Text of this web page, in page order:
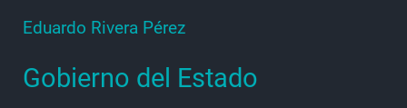
Eduardo Rivera Pérez
Gobierno del Estado